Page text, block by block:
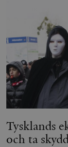
Tysklands
och ta